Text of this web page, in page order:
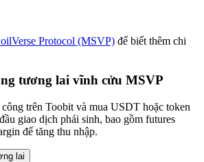
Protocol (MSVP) để biết thêm chi
tương lai vĩnh cửu MSVP
trên Toobit và mua USDT hoặc token
giao dịch phái sinh, bao gồm futures
để tăng thu nhập.
lai